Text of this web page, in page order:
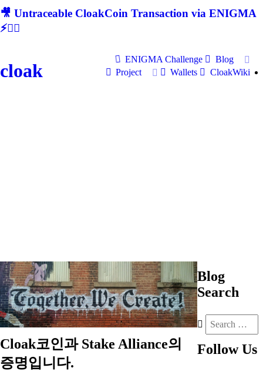
🎥 Untraceable CloakCoin Transaction via ENIGMA
⚡🕵‍♂
cloak
ENIGMA Challenge
Blog
Project
Wallets CloakWiki
Cloak코인과 Stake Alliance의
증명입니다.
Blog
Search
Follow Us